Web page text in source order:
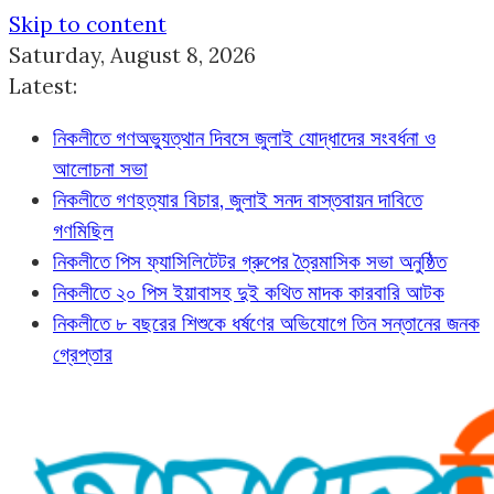
Skip to content
Saturday, August 8, 2026
Latest:
নিকলীতে গণঅভ্যুত্থান দিবসে জুলাই যোদ্ধাদের সংবর্ধনা ও
আলোচনা সভা
নিকলীতে গণহত্যার বিচার, জুলাই সনদ বাস্তবায়ন দাবিতে
গণমিছিল
নিকলীতে পিস ফ্যাসিলিটেটর গ্রুপের ত্রৈমাসিক সভা অনুষ্ঠিত
নিকলীতে ২০ পিস ইয়াবাসহ দুই কথিত মাদক কারবারি আটক
নিকলীতে ৮ বছরের শিশুকে ধর্ষণের অভিযোগে তিন সন্তানের জনক
গ্রেপ্তার